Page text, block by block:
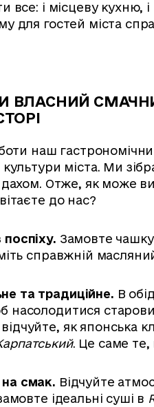
все: і місцеву кухню,
для гостей міста
ВЛАСНИЙ
наш
міста. Ми
дахом. Отже, як може
до нас?
Замовте
справжній
та традиційне. В
насолодитися
як японська
. Це саме те,
на смак. Відчуйте
ідеальні суші в